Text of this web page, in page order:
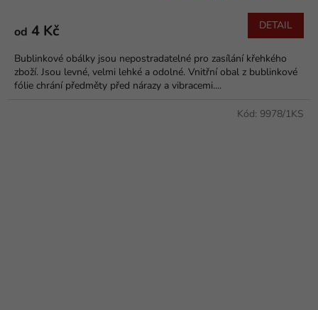
od 4 Kč DETAIL
Bublinkové obálky jsou nepostradatelné pro zasílání křehkého
zboží. Jsou levné, velmi lehké a odolné. Vnitřní obal z bublinkové
fólie chrání předměty před nárazy a vibracemi....
Kód: 9978/1KS